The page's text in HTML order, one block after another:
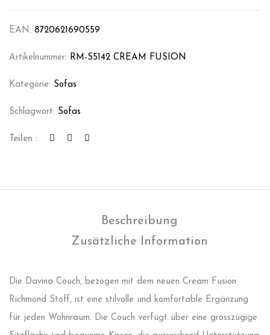
EAN: 8720621690559
Artikelnummer: RM-S5142 CREAM FUSION
Kategorie: Sofas
Schlagwort: Sofas
Teilen :
Beschreibung
Zusätzliche Information
Die Davina Couch, bezogen mit dem neuen Cream Fusion
Richmond Stoff, ist eine stilvolle und komfortable Ergänzung
für jeden Wohnraum. Die Couch verfügt über eine grosszügige